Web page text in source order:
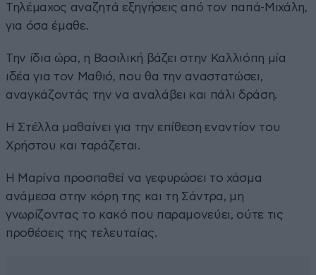
Τηλέμαχος αναζητά εξηγήσεις από τον παπά-Μιχάλη,
για όσα έμαθε.
Την ίδια ώρα, η Βασιλική βάζει στην Καλλιόπη μία
ιδέα για τον Μαθιό, που θα την αναστατώσει,
αναγκάζοντάς την να αναλάβει και πάλι δράση.
Η Στέλλα μαθαίνει για την επίθεση εναντίον του
Χρήστου και ταράζεται.
Η Μαρίνα προσπαθεί να γεφυρώσει το χάσμα
ανάμεσα στην κόρη της και τη Σάντρα, μη
γνωρίζοντας το κακό που παραμονεύει, ούτε τις
προθέσεις της τελευταίας.